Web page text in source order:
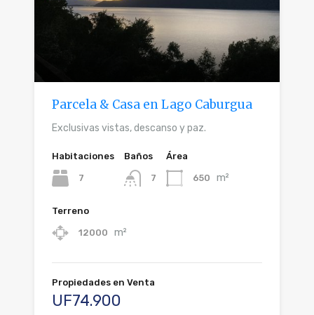
Parcela & Casa en Lago Caburgua
Exclusivas vistas, descanso y paz.
Habitaciones
7
Baños
7
Área
650 m²
Terreno
12000 m²
Propiedades en Venta
UF74.900